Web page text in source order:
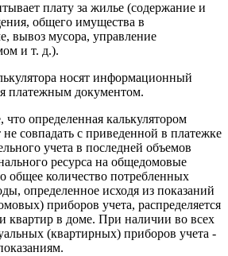
плату за жилье (содержание и
общего имущества в
вывоз мусора, управление
и т. д.).
носят информационный
платежным документом.
определенная калькулятором
совпадать с приведенной в платежке
учета в последней объемов
ресурса на общедомовые
общее количество потребленных
определенное исходя из показаний
приборов учета, распределяется
квартир в доме. При наличии во всех
(квартирных) приборов учета -